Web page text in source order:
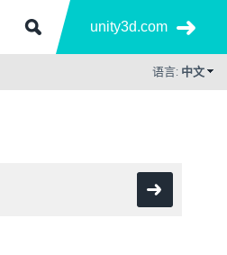
unity3d.com
语言: 中文